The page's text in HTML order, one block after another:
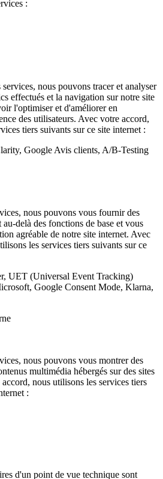
:
services, nous pouvons tracer et analyser
effectués et la navigation sur notre site
l'optimiser et d'améliorer en
des utilisateurs. Avec votre accord,
tiers suivants sur ce site internet :
Google Avis clients, A/B-Testing
nous pouvons vous fournir des
delà des fonctions de base et vous
agréable de notre site internet. Avec
les services tiers suivants sur ce
UET (Universal Event Tracking)
Google Consent Mode, Klarna,
nous pouvons vous montrer des
multimédia hébergés sur des sites
nous utilisons les services tiers
:
d'un point de vue technique sont